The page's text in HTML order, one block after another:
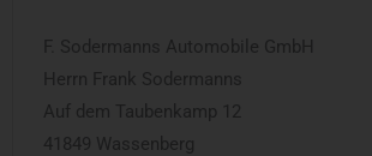
F. Sodermanns Automobile GmbH
Herrn Frank Sodermanns
Auf dem Taubenkamp 12
41849 Wassenberg